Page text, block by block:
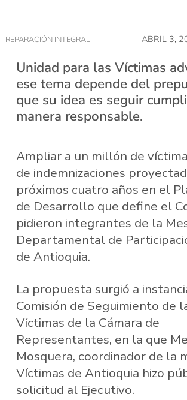
REPARACIÓN INTEGRAL ABRIL 3,
Unidad para las Víctimas
ese tema depende del
que su idea es seguir
manera responsable.
Ampliar a un millón de
de indemnizaciones
próximos cuatro años en el
de Desarrollo que define el
pidieron integrantes de la
Departamental de
de Antioquia.
La propuesta surgió a
Comisión de Seguimiento de
Víctimas de la Cámara de
Representantes, en la que
Mosquera, coordinador de la
Víctimas de Antioquia hizo
solicitud al Ejecutivo.